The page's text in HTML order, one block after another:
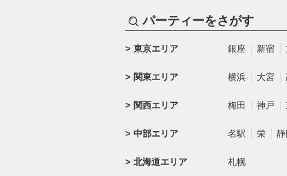
パーティーをさがす
東京エリア 銀座 新宿
関東エリア 横浜 大宮
関西エリア 梅田 神戸
中部エリア 名駅 栄 静
北海道エリア 札幌